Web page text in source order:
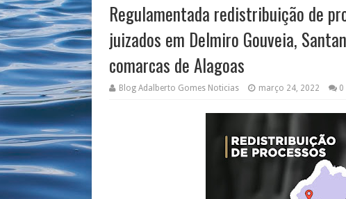
Regulamentada redistribuição de
juizados em Delmiro Gouveia,
comarcas de Alagoas
Blog Adalberto Gomes Noticias março 24, 2022 0